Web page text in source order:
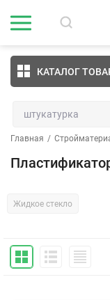
КАТАЛОГ
Главная /
Жидкое стекло